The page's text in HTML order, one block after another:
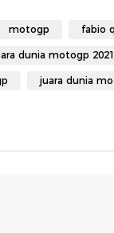
motogp fabio
dunia motogp 2021
juara dunia